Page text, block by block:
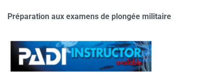
Préparation aux examens de plongée militaire